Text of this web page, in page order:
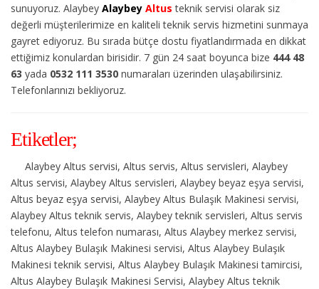
sunuyoruz. Alaybey Alaybey Altus teknik servisi olarak siz
değerli müşterilerimize en kaliteli teknik servis hizmetini sunmaya
gayret ediyoruz. Bu sırada bütçe dostu fiyatlandırmada en dikkat
ettiğimiz konulardan birisidir. 7 gün 24 saat boyunca bize 444 48
63 yada 0532 111 3530 numaraları üzerinden ulaşabilirsiniz.
Telefonlarınızı bekliyoruz.
Etiketler;
Alaybey Altus servisi, Altus servis, Altus servisleri, Alaybey
Altus servisi, Alaybey Altus servisleri, Alaybey beyaz eşya servisi,
Altus beyaz eşya servisi, Alaybey Altus Bulaşık Makinesi servisi,
Alaybey Altus teknik servis, Alaybey teknik servisleri, Altus servis
telefonu, Altus telefon numarası, Altus Alaybey merkez servisi,
Altus Alaybey Bulaşık Makinesi servisi, Altus Alaybey Bulaşık
Makinesi teknik servisi, Altus Alaybey Bulaşık Makinesi tamircisi,
Altus Alaybey Bulaşık Makinesi Servisi, Alaybey Altus teknik